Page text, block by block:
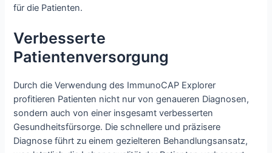
für die Patienten.
Verbesserte
Patientenversorgung
Durch die Verwendung des ImmunoCAP Explorer
profitieren Patienten nicht nur von genaueren Diagnosen,
sondern auch von einer insgesamt verbesserten
Gesundheitsfürsorge. Die schnellere und präzisere
Diagnose führt zu einem gezielteren Behandlungsansatz,